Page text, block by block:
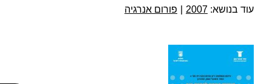
עוד בנושא: 2007 פורום אנרגיה